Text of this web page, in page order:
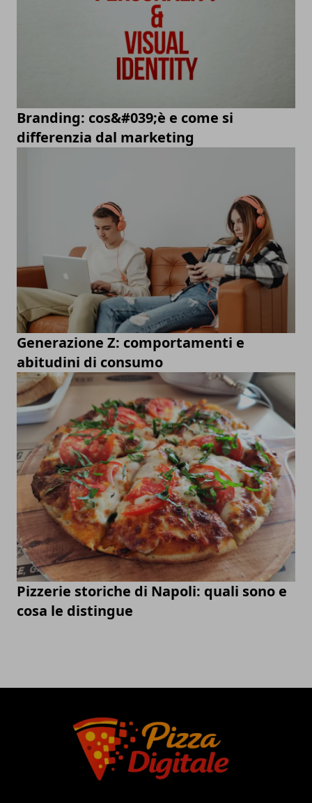
Branding: cos&#039;è e come si
differenzia dal marketing
Generazione Z: comportamenti e
abitudini di consumo
Pizzerie storiche di Napoli: quali sono e
cosa le distingue